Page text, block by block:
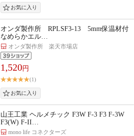
オンダ製作所 RPLSF3-13 5mm保温材付
なめらかエル…
オンダ製作所 楽天市場店
1,520円
(1)
山王工業 ヘルメチック F3W F-3 F3 F-3W
F3(W) F-II…
mono life コネクターズ